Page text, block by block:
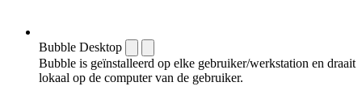
Bubble Desktop
Bubble is geïnstalleerd op elke gebruiker/werkstation en draait
lokaal op de computer van de gebruiker.